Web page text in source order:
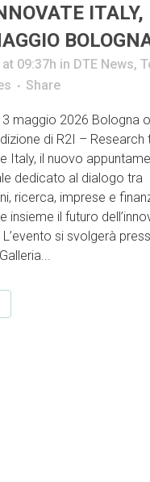
ITALY,
09:37h in DTE News,
Share
maggio 2026 Bologna
di R2I – Research
Italy, il nuovo
dedicato al dialogo tra
ricerca, imprese e
insieme il futuro
si svolgerà